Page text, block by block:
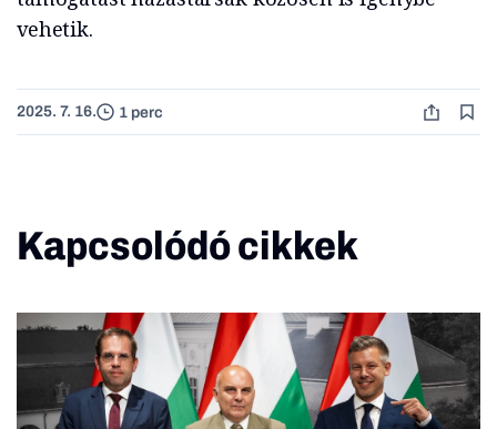
vehetik.
2025. 7. 16. 1 perc
Kapcsolódó cikkek